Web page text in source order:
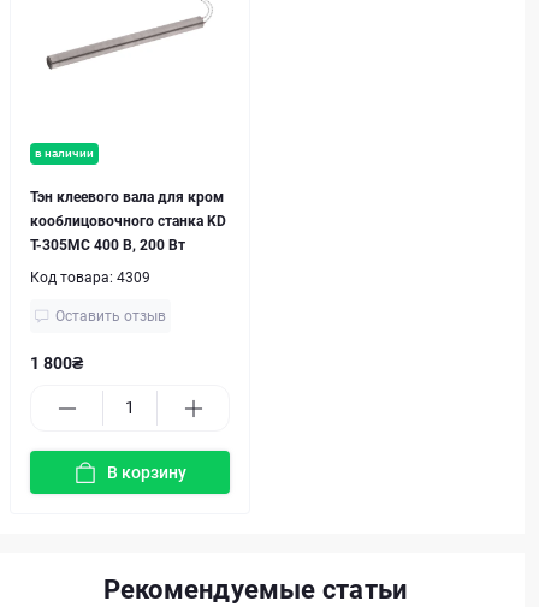
в наличии
Тэн клеевого вала для кром
кооблицовочного станка KD
T-305MC 400 В, 200 Вт
Код товара: 4309
Оставить отзыв
1 800₴
В корзину
Рекомендуемые статьи